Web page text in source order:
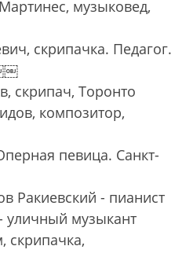
музыковед,
скрипачка. Педагог.
скрипач, Торонто
композитор,
певица. Санкт-
Ракиевский - пианист
уличный музыкант
скрипачка,